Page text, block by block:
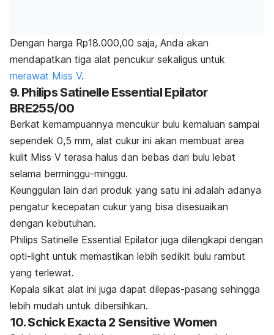
Dengan harga Rp18.000,00 saja, Anda akan
mendapatkan tiga alat pencukur sekaligus untuk
merawat Miss V.
9. Philips Satinelle Essential Epilator
BRE255/00
Berkat kemampuannya mencukur bulu kemaluan sampai
sependek 0,5 mm, alat cukur ini akan membuat area
kulit Miss V terasa halus dan bebas dari bulu lebat
selama berminggu-minggu.
Keunggulan lain dari produk yang satu ini adalah adanya
pengatur kecepatan cukur yang bisa disesuaikan
dengan kebutuhan.
Philips Satinelle Essential Epilator juga dilengkapi dengan
opti-light untuk memastikan lebih sedikit bulu rambut
yang terlewat.
Kepala sikat alat ini juga dapat dilepas-pasang sehingga
lebih mudah untuk dibersihkan.
10. Schick Exacta 2 Sensitive Women